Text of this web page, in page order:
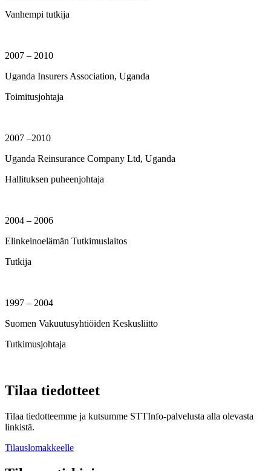
Vanhempi tutkija
2007 – 2010
Uganda Insurers Association, Uganda
Toimitusjohtaja
2007 –2010
Uganda Reinsurance Company Ltd, Uganda
Hallituksen puheenjohtaja
2004 – 2006
Elinkeinoelämän Tutkimuslaitos
Tutkija
1997 – 2004
Suomen Vakuutusyhtiöiden Keskusliitto
Tutkimusjohtaja
Tilaa tiedotteet
Tilaa tiedotteemme ja kutsumme STTInfo-palvelusta alla olevasta
linkistä.
Tilauslomakkeelle